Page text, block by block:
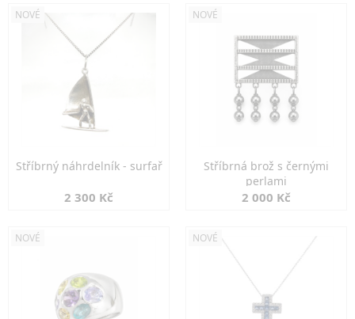
NOVÉ
Stříbrný náhrdelník - surfař
2 300 Kč
NOVÉ
Stříbrná brož s černými
perlami
2 000 Kč
NOVÉ NOVÉ